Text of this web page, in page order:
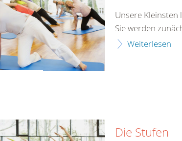
Unsere Kleinsten
Sie werden
Weiterlesen
Die Stufen